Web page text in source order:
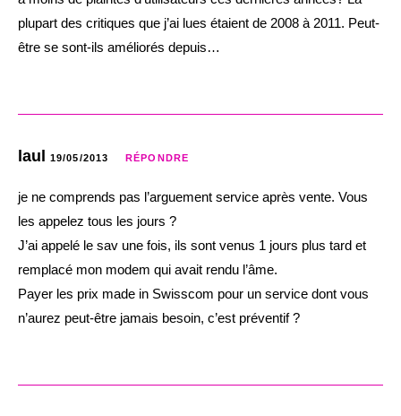
plupart des critiques que j’ai lues étaient de 2008 à 2011. Peut-
être se sont-ils améliorés depuis…
laul 19/05/2013 RÉPONDRE
je ne comprends pas l’arguement service après vente. Vous
les appelez tous les jours ?
J’ai appelé le sav une fois, ils sont venus 1 jours plus tard et
remplacé mon modem qui avait rendu l’âme.
Payer les prix made in Swisscom pour un service dont vous
n’aurez peut-être jamais besoin, c’est préventif ?